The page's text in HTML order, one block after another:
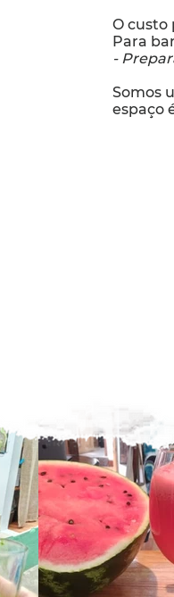
O custo
Para
-
Somos
espaço